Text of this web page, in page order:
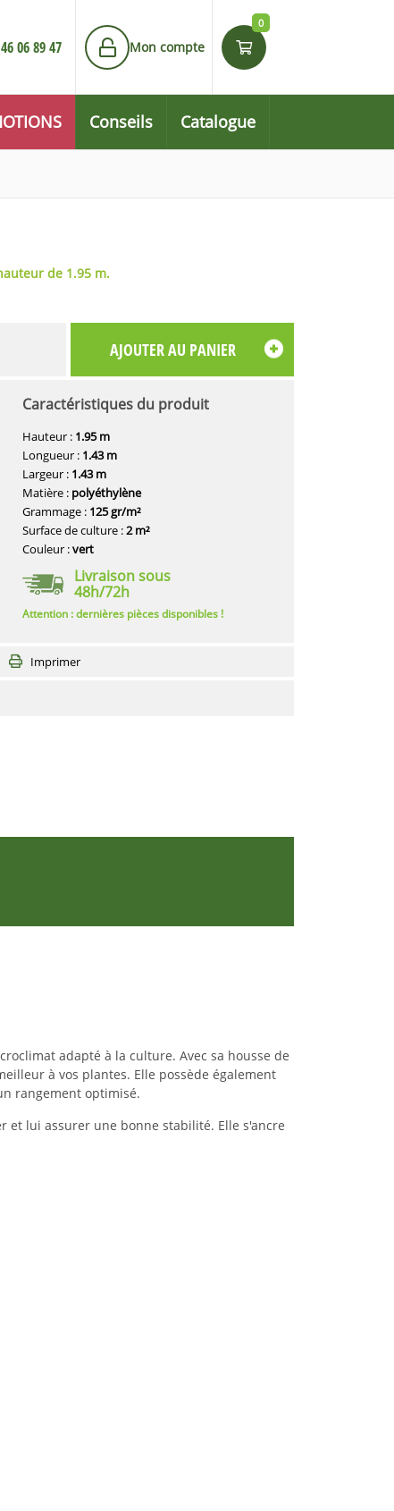
0
Mon compte
06 89 47
Conseils Catalogue
de 1.95 m.
Caractéristiques du produit
Hauteur : 1.95 m
Longueur : 1.43 m
Largeur : 1.43 m
Matière : polyéthylène
Grammage : 125 gr/m²
Surface de culture :2 m²
Couleur :vert
Livraison sous
48h/72h
Attention : dernières pièces disponibles !
Imprimer
adapté à la culture. Avec sa housse de
à vos plantes. Elle possède également
rangement optimisé.
et lui assurer une bonne stabilité. Elle s'ancre